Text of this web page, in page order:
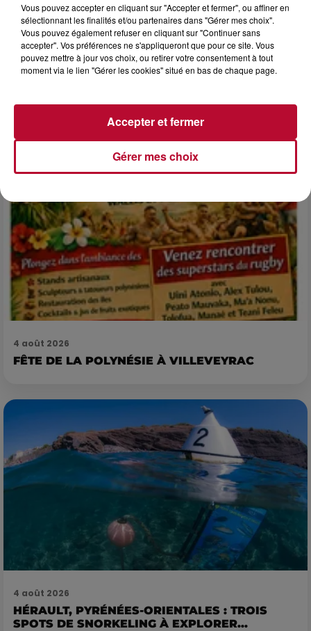
6 août 2026
NÎMES : « LE RÊVE DU GLADIATEUR » INVESTIT
LES ARÈNES CES 3...
du gladiateur » revient illuminer l'amphithéâtre romain les 6,
7 et 8 août. Une fresque nocturne...
4 août 2026
FÊTE DE LA POLYNÉSIE À VILLEVEYRAC
4 août 2026
HÉRAULT, PYRÉNÉES-ORIENTALES : TROIS
SPOTS DE SNORKELING À EXPLORER...
Vous pouvez accepter en cliquant sur "Accepter et fermer", ou affiner en
sélectionnant les finalités et/ou partenaires dans "Gérer mes choix".
Vous pouvez également refuser en cliquant sur "Continuer sans
accepter". Vos préférences ne s'appliqueront que pour ce site. Vous
pouvez mettre à jour vos choix, ou retirer votre consentement à tout
moment via le lien "Gérer les cookies" situé en bas de chaque page.
Gérer mes choix
Accepter et fermer